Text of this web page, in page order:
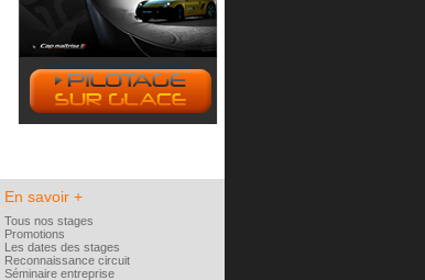
En savoir +
Tous nos stages
Promotions
Les dates des stages
Reconnaissance circuit
Séminaire entreprise